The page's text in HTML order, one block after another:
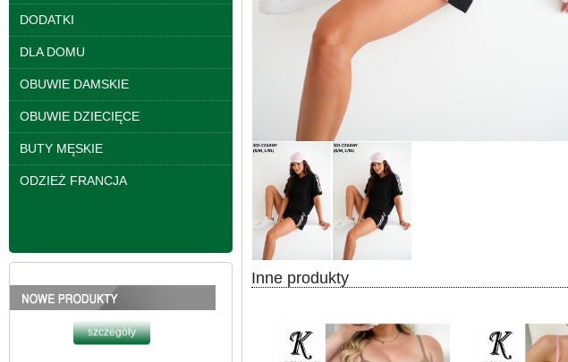
DODATKI
DLA DOMU
OBUWIE DAMSKIE
OBUWIE DZIECIĘCE
BUTY MĘSKIE
ODZIEŻ FRANCJA
Kurtki damskie
skórzana Roz S-2XL,
Inne produkty